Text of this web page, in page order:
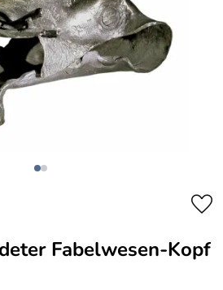
Fabelwesen-Kopf